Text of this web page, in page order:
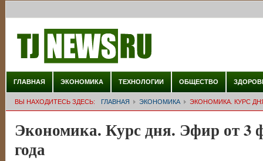
ГЛАВНАЯ ЭКОНОМИКА ТЕХНОЛОГИИ ОБЩЕСТВО
ВЫ НАХОДИТЕСЬ ЗДЕСЬ: ГЛАВНАЯ ЭКОНОМИКА ЭКОНОМИКА. КУРС
Экономика. Курс дня. Эфир от 3
года